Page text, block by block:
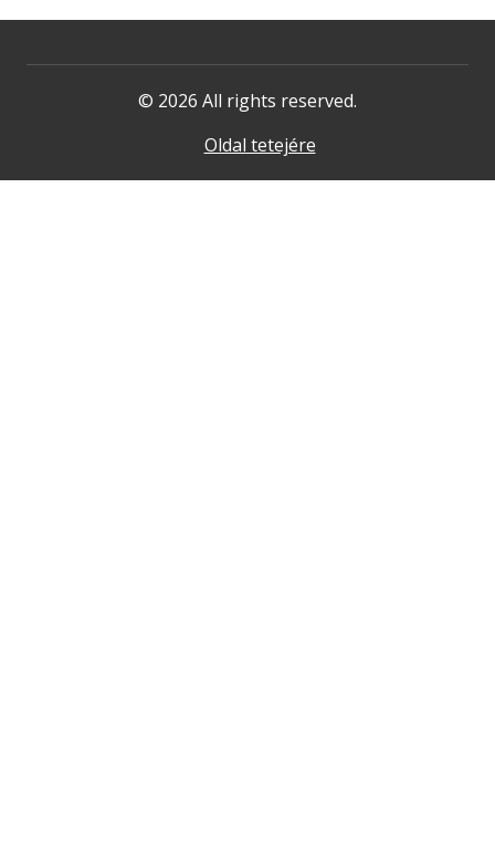
© 2026 All rights reserved.
Oldal tetejére